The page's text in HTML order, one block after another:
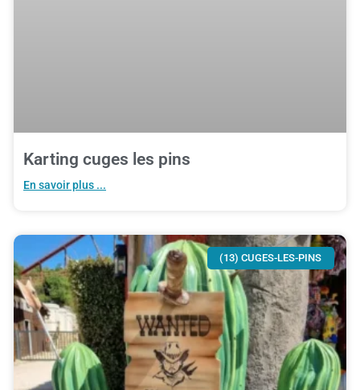
Karting cuges les pins
En savoir plus ...
(13) CUGES-LES-PINS